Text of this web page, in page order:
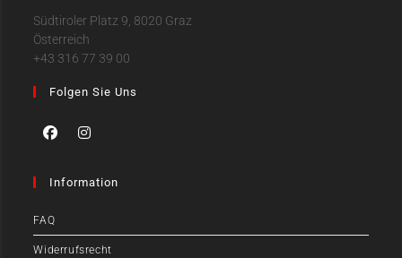
Südtiroler Platz 9, 8020 Graz
Österreich
+43 316 77 39 00
Folgen Sie Uns
Information
FAQ
Widerrufsrecht